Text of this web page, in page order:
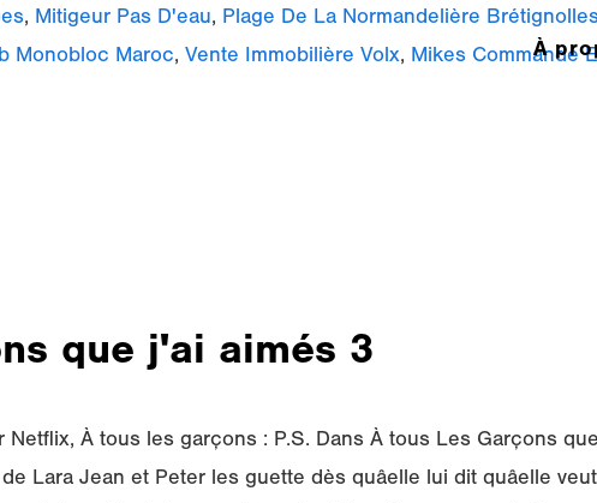
, Mitigeur Pas D'eau, Plage De La Normandelière
Monobloc Maroc, Vente Immobilière Volx, Mikes Commande
À
que j'ai aimés 3
À tous les garçons : P.S. Dans À tous Les Garçons que
Lara Jean et Peter les guette dès quâelle lui dit quâelle veut